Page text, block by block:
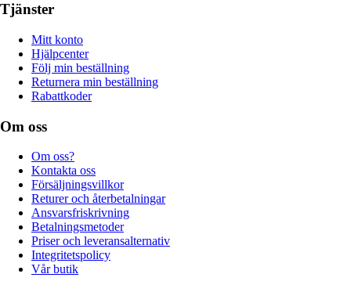
Tjänster
Mitt konto
Hjälpcenter
Följ min beställning
Returnera min beställning
Rabattkoder
Om oss
Om oss?
Kontakta oss
Försäljningsvillkor
Returer och återbetalningar
Ansvarsfriskrivning
Betalningsmetoder
Priser och leveransalternativ
Integritetspolicy
Vår butik